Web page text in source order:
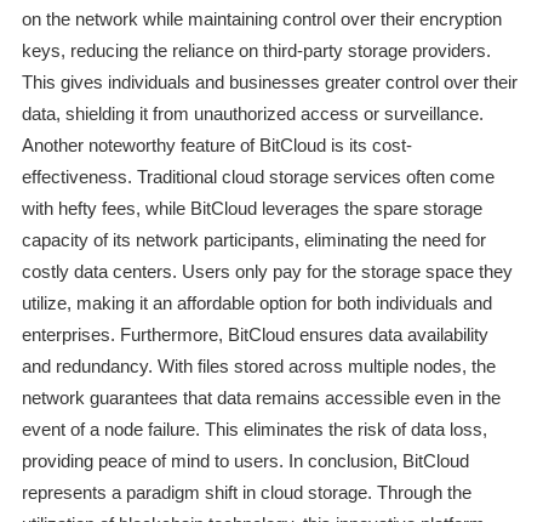
on the network while maintaining control over their encryption
keys, reducing the reliance on third-party storage providers.
This gives individuals and businesses greater control over their
data, shielding it from unauthorized access or surveillance.
Another noteworthy feature of BitCloud is its cost-
effectiveness. Traditional cloud storage services often come
with hefty fees, while BitCloud leverages the spare storage
capacity of its network participants, eliminating the need for
costly data centers. Users only pay for the storage space they
utilize, making it an affordable option for both individuals and
enterprises. Furthermore, BitCloud ensures data availability
and redundancy. With files stored across multiple nodes, the
network guarantees that data remains accessible even in the
event of a node failure. This eliminates the risk of data loss,
providing peace of mind to users. In conclusion, BitCloud
represents a paradigm shift in cloud storage. Through the